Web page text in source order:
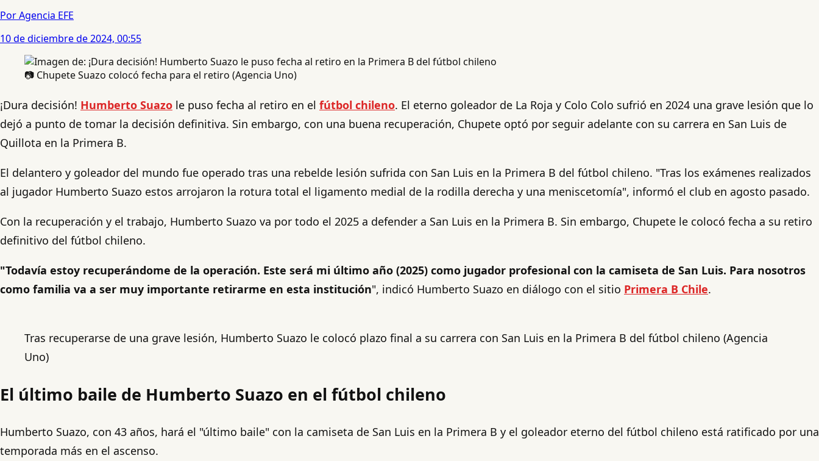
Por Agencia EFE
10 de diciembre de 2024, 00:55
📷 Chupete Suazo colocó fecha para el retiro (Agencia Uno)
¡Dura decisión! Humberto Suazo le puso fecha al retiro en el fútbol chileno. El eterno goleador de La Roja y Colo Colo sufrió en 2024 una grave lesión que lo
dejó a punto de tomar la decisión definitiva. Sin embargo, con una buena recuperación, Chupete optó por seguir adelante con su carrera en San Luis de
Quillota en la Primera B.
El delantero y goleador del mundo fue operado tras una rebelde lesión sufrida con San Luis en la Primera B del fútbol chileno. "Tras los exámenes realizados
al jugador Humberto Suazo estos arrojaron la rotura total el ligamento medial de la rodilla derecha y una meniscetomía", informó el club en agosto pasado.
Con la recuperación y el trabajo, Humberto Suazo va por todo el 2025 a defender a San Luis en la Primera B. Sin embargo, Chupete le colocó fecha a su retiro
definitivo del fútbol chileno.
"Todavía estoy recuperándome de la operación. Este será mi último año (2025) como jugador profesional con la camiseta de San Luis. Para nosotros
como familia va a ser muy importante retirarme en esta institución", indicó Humberto Suazo en diálogo con el sitio Primera B Chile.
Tras recuperarse de una grave lesión, Humberto Suazo le colocó plazo final a su carrera con San Luis en la Primera B del fútbol chileno (Agencia
Uno)
El último baile de Humberto Suazo en el fútbol chileno
Humberto Suazo, con 43 años, hará el "último baile" con la camiseta de San Luis en la Primera B y el goleador eterno del fútbol chileno está ratificado por una
temporada más en el ascenso.